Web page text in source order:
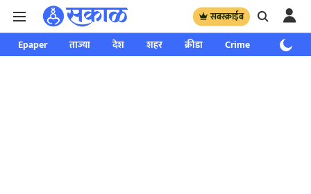
सबस्क्राईब
Epaper ताज्या देश शहर क्रीडा Crime साप्ताहिक